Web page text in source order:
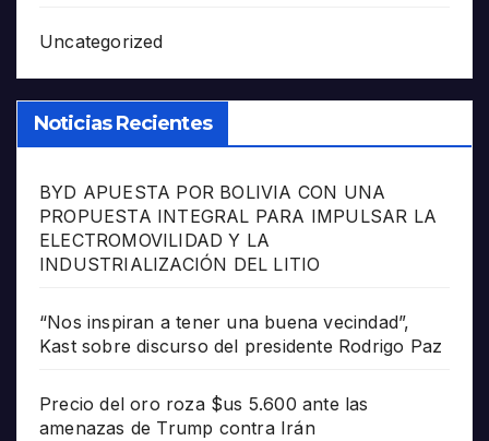
Uncategorized
Noticias Recientes
BYD APUESTA POR BOLIVIA CON UNA
PROPUESTA INTEGRAL PARA IMPULSAR LA
ELECTROMOVILIDAD Y LA
INDUSTRIALIZACIÓN DEL LITIO
“Nos inspiran a tener una buena vecindad”,
Kast sobre discurso del presidente Rodrigo Paz
Precio del oro roza $us 5.600 ante las
amenazas de Trump contra Irán